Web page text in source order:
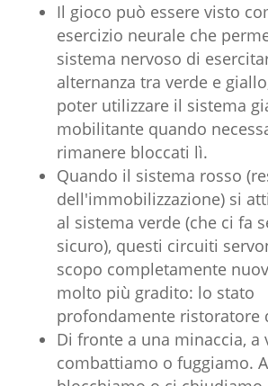
Il gioco può essere visto
esercizio neurale che
sistema nervoso di
alternanza tra verde e
poter utilizzare il sistema
mobilitante quando
rimanere bloccati lì.
Quando il sistema rosso
dell'immobilizzazione) si
al sistema verde (che ci fa
sicuro), questi circuiti
scopo completamente
molto più gradito: lo stato
profondamente ristoratore
Di fronte a una minaccia, a
combattiamo o fuggiamo.